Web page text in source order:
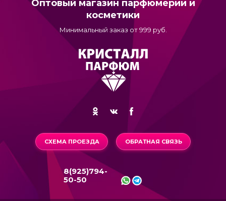
Оптовый магазин парфюмерии и
косметики
Минимальный заказ от 999 руб.
СХЕМА ПРОЕЗДА ОБРАТНАЯ СВЯЗЬ
8(925)794-
50-50